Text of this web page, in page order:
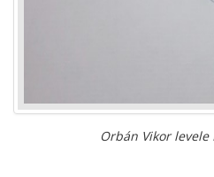
Orbán Vikor levele